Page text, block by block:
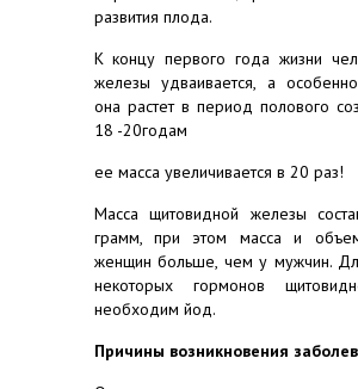
развития плода.
К концу первого года жизни
железы удваивается, а
она растет в период полового
18 -20годам
ее масса увеличивается в 20 раз!
Масса щитовидной железы
грамм, при этом масса и
женщин больше, чем у мужчин.
некоторых гормонов
необходим йод.
Причины возникновения